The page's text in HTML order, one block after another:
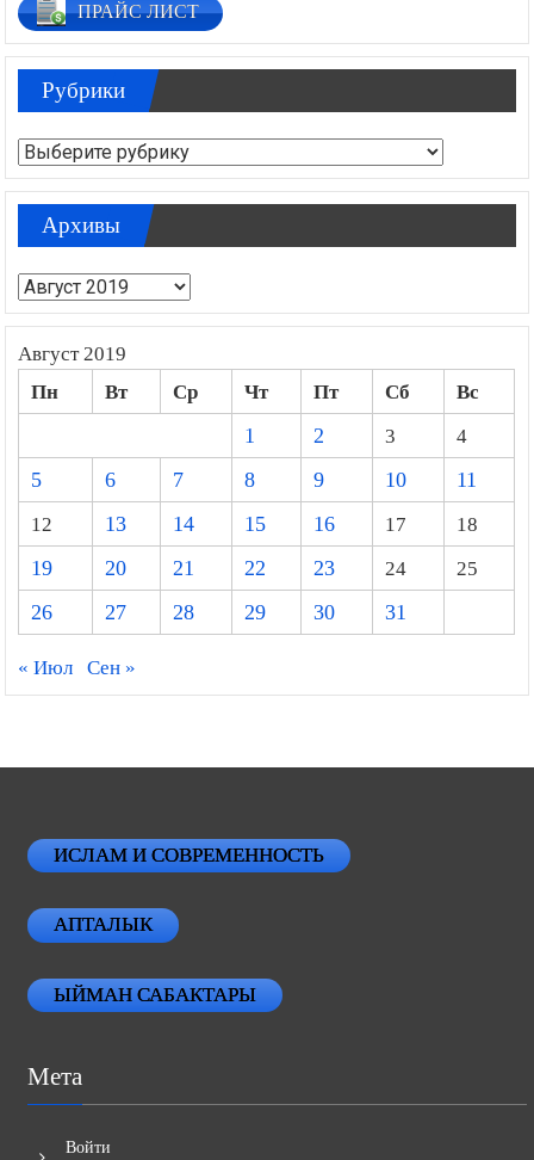
ПРАЙС ЛИСТ
Рубрики
Рубрики
Архивы
Архивы
Август 2019
Пн Вт Ср Чт Пт Сб
Вс
1
2 3
4
5
6 7 8 9 10
11
12
13 14 15 16 17
18
19
20 21 22 23 24
25
26
27 28 29 30 31
« Июл Сен »
ИСЛАМ И СОВРЕМЕННОСТЬ
АПТАЛЫК
ЫЙМАН САБАКТАРЫ
Мета
Войти